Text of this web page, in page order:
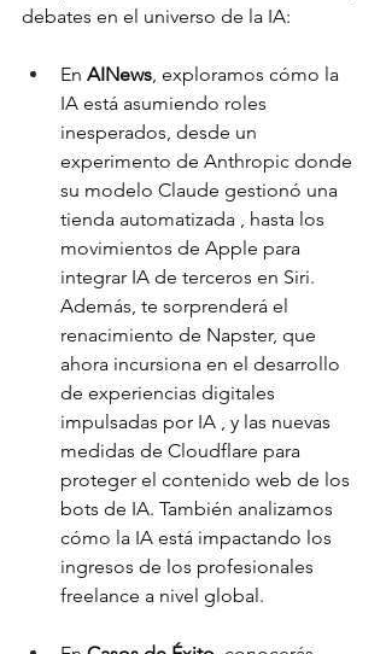
debates en el universo de la IA:
En AINews, exploramos cómo la
IA está asumiendo roles
inesperados, desde un
experimento de Anthropic donde
su modelo Claude gestionó una
tienda automatizada , hasta los
movimientos de Apple para
integrar IA de terceros en Siri.
Además, te sorprenderá el
renacimiento de Napster, que
ahora incursiona en el desarrollo
de experiencias digitales
impulsadas por IA , y las nuevas
medidas de Cloudflare para
proteger el contenido web de los
bots de IA. También analizamos
cómo la IA está impactando los
ingresos de los profesionales
freelance a nivel global.